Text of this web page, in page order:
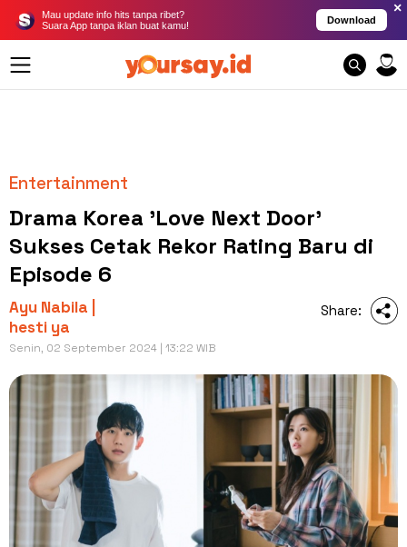
Mau update info hits tanpa ribet?
Suara App tanpa iklan buat kamu!
Download
×
Entertainment
Drama Korea 'Love Next Door'
Sukses Cetak Rekor Rating Baru di
Episode 6
Ayu Nabila |
hesti ya
Senin, 02 September 2024 | 13:22 WIB
Share: